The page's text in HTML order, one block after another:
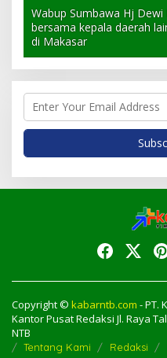
Wabup Sumbawa Hj
bersama kepala daerah
di Makasar
Copyright © kabarntb.com - PT.
Kantor Pusat Redaksi Jl. Raya
NTB
Tentang Kami Redaksi